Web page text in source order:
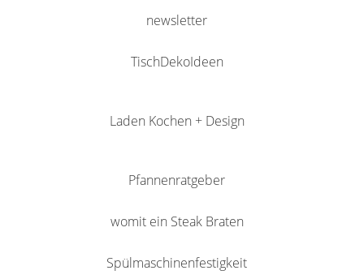
newsletter
TischDekoIdeen
Laden Kochen + Design
Pfannenratgeber
womit ein Steak Braten
Spülmaschinenfestigkeit